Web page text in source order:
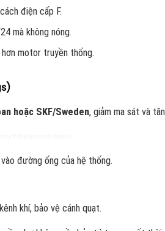
điện cấp F.
mà không nóng.
motor truyền thống.
hoặc SKF/Sweden, giảm ma sát và
đường ống của hệ thống.
khí, bảo vệ cánh quạt.